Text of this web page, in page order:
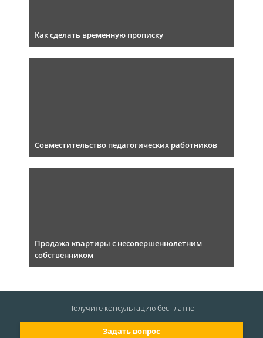
Как сделать временную прописку
Совместительство педагогических работников
Продажа квартиры с несовершеннолетним
собственником
Задать вопрос
Получите консультациюбесплатно